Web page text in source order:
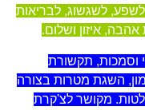
לשגשוג, לבריאות
איזון ושלום.
וסמכות, תקשורת
השגת מטרות בצורה
מקושר לצ'קרת